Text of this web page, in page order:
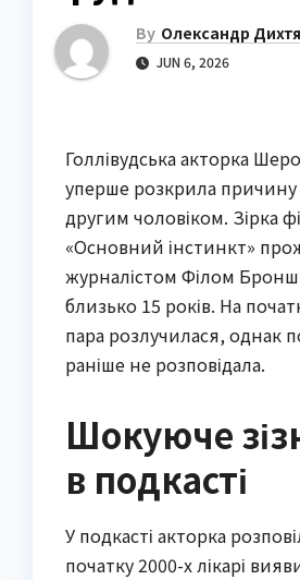
By Олександр
JUN 6, 2026
Голлівудська акторка
уперше розкрила
другим чоловіком. Зірка
«Основний інстинкт»
журналістом Філом
близько 15 років. На
пара розлучилася, однак
раніше не розповідала.
Шокуюче
в подкасті
У подкасті акторка
початку 2000-х лікарі